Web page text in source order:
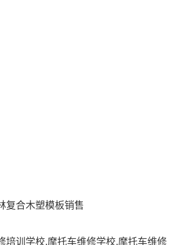
复合木塑模板销售
培训学校,摩托车维修学校,摩托车维修